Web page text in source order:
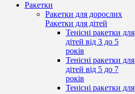
Ракетки
Ракетки для дорослих
Ракетки для дітей
Тенісні ракетки для
дітей від 3 до 5
років
Тенісні ракетки для
дітей від 5 до 7
років
Тенісні ракетки для